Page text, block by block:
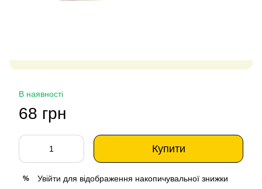
В наявності
68 грн
Купити
% Увійти для відображення накопичувальної знижки